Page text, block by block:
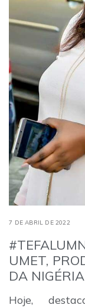
7 DE ABRIL DE 2022
UMET,
DA NIGÉRIA
Hoje,